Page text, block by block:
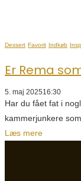
Dessert Favorit Indkøb
Er Rema
5. maj 202516:30
Har du fået fat i
kammerjunkere
Læs mere